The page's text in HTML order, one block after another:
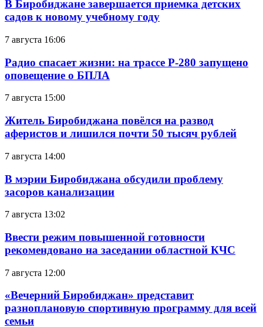
В Биробиджане завершается приемка детских
садов к новому учебному году
7 августа 16:06
Радио спасает жизни: на трассе Р-280 запущено
оповещение о БПЛА
7 августа 15:00
Житель Биробиджана повёлся на развод
аферистов и лишился почти 50 тысяч рублей
7 августа 14:00
В мэрии Биробиджана обсудили проблему
засоров канализации
7 августа 13:02
Ввести режим повышенной готовности
рекомендовано на заседании областной КЧС
7 августа 12:00
«Вечерний Биробиджан» представит
разноплановую спортивную программу для всей
семьи